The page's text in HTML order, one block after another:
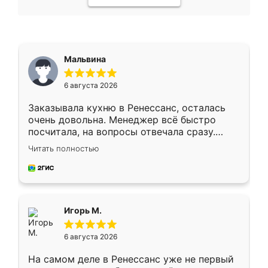
Мальвина
6 августа 2026
Заказывала кухню в Ренессанс, осталась
очень довольна. Менеджер всё быстро
посчитала, на вопросы отвечала сразу.
Замерщик приехал в субботу, подошёл к
делу со всей ответственностью. Собрали
за день, ребята работали аккуратно, даже
Читать полностью
Игорь М.
6 августа 2026
На самом деле в Ренессанс уже не первый